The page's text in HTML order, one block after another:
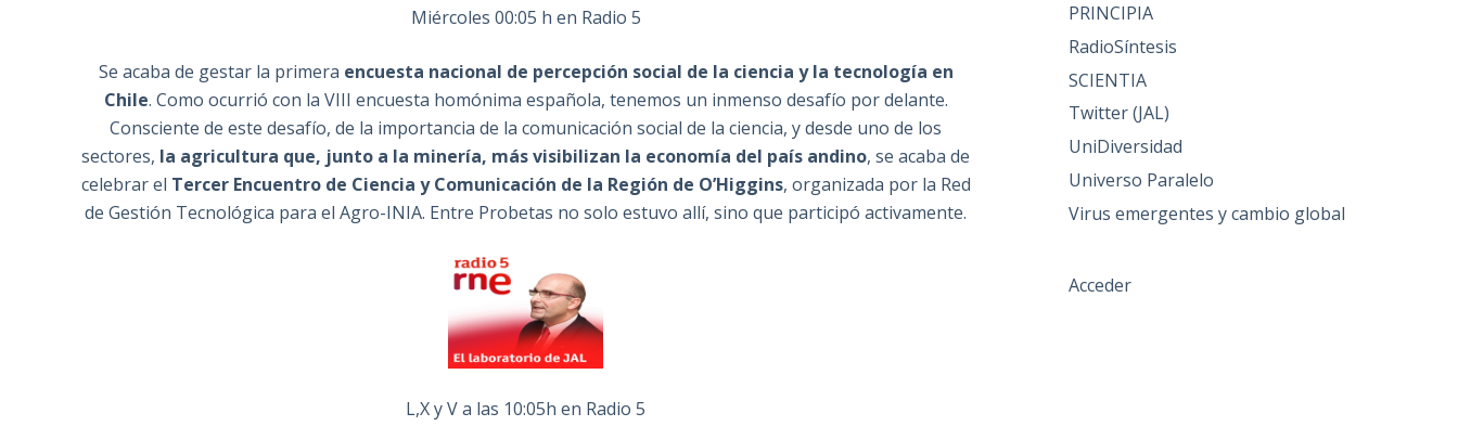
Miércoles 00:05 h en Radio 5
Se acaba de gestar la primera encuesta nacional de percepción social de la ciencia y la tecnología en
Chile. Como ocurrió con la VIII encuesta homónima española, tenemos un inmenso desafío por delante.
Consciente de este desafío, de la importancia de la comunicación social de la ciencia, y desde uno de los
sectores, la agricultura que, junto a la minería, más visibilizan la economía del país andino, se acaba de
celebrar el Tercer Encuentro de Ciencia y Comunicación de la Región de O’Higgins, organizada por la Red
de Gestión Tecnológica para el Agro-INIA. Entre Probetas no solo estuvo allí, sino que participó activamente.
L,X y V a las 10:05h en Radio 5
PRINCIPIA
RadioSíntesis
SCIENTIA
Twitter (JAL)
UniDiversidad
Universo Paralelo
Virus emergentes y cambio global
Acceder